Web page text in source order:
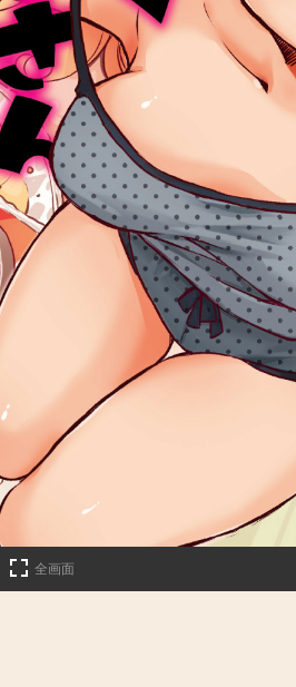
詳細ページへのリンク
全画面